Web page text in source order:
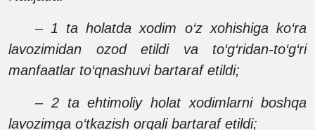
– 1 ta holatda xodim o‘z xohishiga ko‘ra
lavozimidan ozod etildi va to‘g‘ridan-to‘g‘ri
manfaatlar to‘qnashuvi bartaraf etildi;
– 2 ta ehtimoliy holat xodimlarni boshqa
lavozimga o‘tkazish orqali bartaraf etildi;